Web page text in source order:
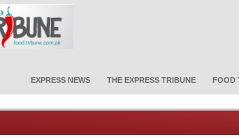
EXPRESS NEWS THE EXPRESS TRIBUNE FOOD